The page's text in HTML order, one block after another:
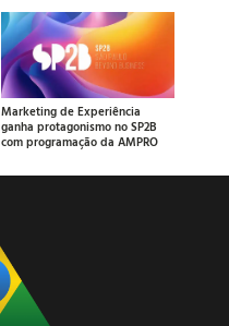
Marketing de Experiência
ganha protagonismo no SP2B
com programação da AMPRO